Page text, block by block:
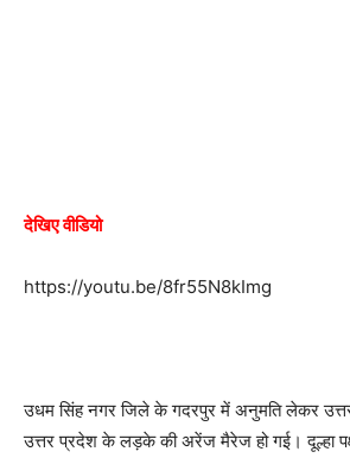
देखिए वीडियो
https://youtu.be/8fr55N8kImg
उधम सिंह नगर जिले के गदरपुर में अनुमति लेकर
उत्तर प्रदेश के लड़के की अरेंज मैरेज हो गई। दूल्हा